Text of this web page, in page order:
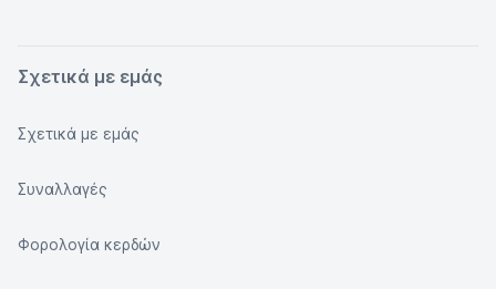
Σχετικά με εμάς
Σχετικά με εμάς
Συναλλαγές
Φορολογία κερδών